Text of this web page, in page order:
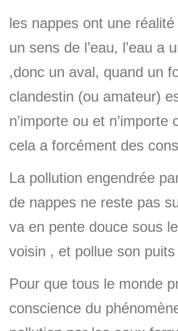
les nappes ont une
un sens de l’eau, l’eau a
,donc un aval, quand un
clandestin (ou amateur)
n’importe ou et n’importe
cela a forcément des
La pollution engendrée
de nappes ne reste pas
va en pente douce sous
voisin , et pollue son puits
Pour que tous le monde
conscience du